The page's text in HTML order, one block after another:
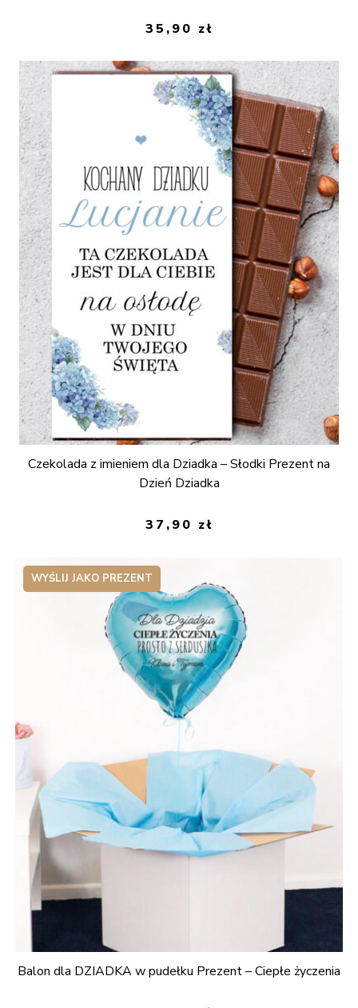
35,90 zł
Czekolada z imieniem dla Dziadka – Słodki Prezent na
Dzień Dziadka
37,90 zł
WYŚLIJ JAKO PREZENT
Balon dla DZIADKA w pudełku Prezent – Ciepłe życzenia